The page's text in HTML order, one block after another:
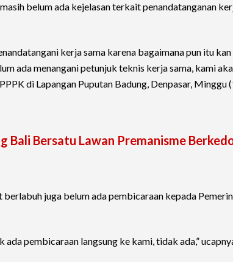
belum ada kejelasan terkait penandatanganan
kerja sama karena bagaimana pun itu
ada menangani petunjuk teknis kerja sama, kami
di Lapangan Puputan Badung, Denpasar, Minggu
Bali Bersatu Lawan Premanisme
juga belum ada pembicaraan kepada
pembicaraan langsung ke kami, tidak ada,”